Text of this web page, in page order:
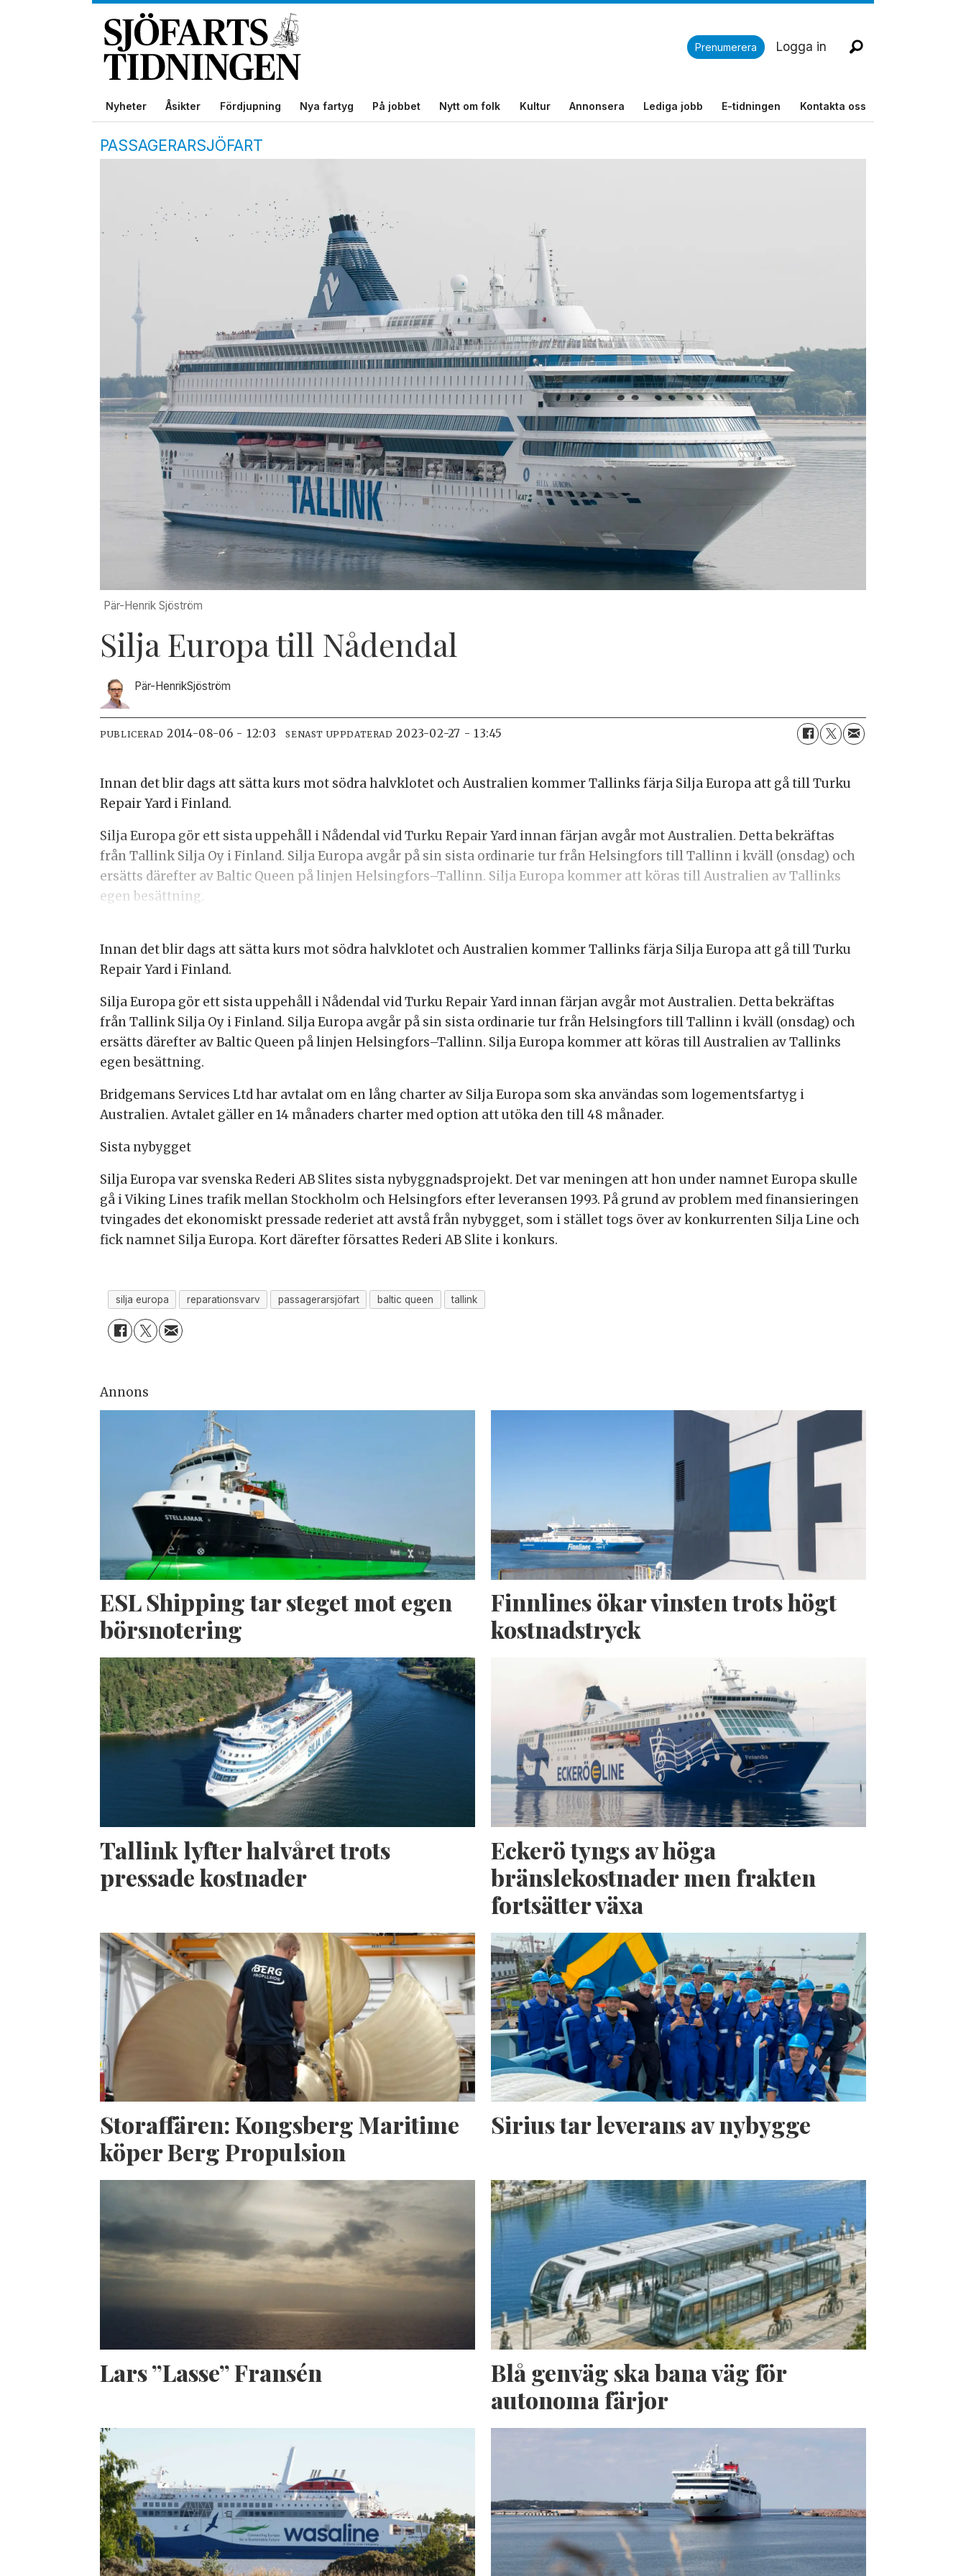
Prenumerera Logga in
Nyheter Åsikter Fördjupning Nya fartyg På jobbet Nytt om folk Kultur Annonsera Lediga jobb E-tidningen Kontakta oss
PASSAGERARSJÖFART
Pär-Henrik Sjöström
Silja Europa till Nådendal
Pär-HenrikSjöström
PUBLICERAD 2014-08-06 - 12:03 SENAST UPPDATERAD 2023-02-27 - 13:45
Innan det blir dags att sätta kurs mot södra halvklotet och Australien kommer Tallinks färja Silja Europa att gå till Turku
Repair Yard i Finland.
Silja Europa gör ett sista uppehåll i Nådendal vid Turku Repair Yard innan färjan avgår mot Australien. Detta bekräftas
från Tallink Silja Oy i Finland. Silja Europa avgår på sin sista ordinarie tur från Helsingfors till Tallinn i kväll (onsdag) och
ersätts därefter av Baltic Queen på linjen Helsingfors–Tallinn. Silja Europa kommer att köras till Australien av Tallinks
egen besättning.
Innan det blir dags att sätta kurs mot södra halvklotet och Australien kommer Tallinks färja Silja Europa att gå till Turku
Repair Yard i Finland.
Silja Europa gör ett sista uppehåll i Nådendal vid Turku Repair Yard innan färjan avgår mot Australien. Detta bekräftas
från Tallink Silja Oy i Finland. Silja Europa avgår på sin sista ordinarie tur från Helsingfors till Tallinn i kväll (onsdag) och
ersätts därefter av Baltic Queen på linjen Helsingfors–Tallinn. Silja Europa kommer att köras till Australien av Tallinks
egen besättning.
Bridgemans Services Ltd har avtalat om en lång charter av Silja Europa som ska användas som logementsfartyg i
Australien. Avtalet gäller en 14 månaders charter med option att utöka den till 48 månader.
Sista nybygget
Silja Europa var svenska Rederi AB Slites sista nybyggnadsprojekt. Det var meningen att hon under namnet Europa skulle
gå i Viking Lines trafik mellan Stockholm och Helsingfors efter leveransen 1993. På grund av problem med finansieringen
tvingades det ekonomiskt pressade rederiet att avstå från nybygget, som i stället togs över av konkurrenten Silja Line och
fick namnet Silja Europa. Kort därefter försattes Rederi AB Slite i konkurs.
silja europa reparationsvarv passagerarsjöfart baltic queen tallink
Annons
ESL Shipping tar steget mot egen
börsnotering
Finnlines ökar vinsten trots högt
kostnadstryck
Tallink lyfter halvåret trots
pressade kostnader
Eckerö tyngs av höga
bränslekostnader men frakten
fortsätter växa
Storaffären: Kongsberg Maritime
köper Berg Propulsion
Sirius tar leverans av nybygge
Lars ”Lasse” Fransén
Blå genväg ska bana väg för
autonoma färjor